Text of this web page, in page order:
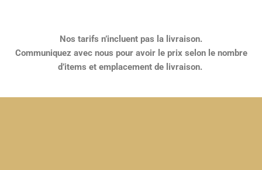
Nos tarifs n’incluent pas la livraison.
Communiquez avec nous pour avoir le prix selon le nombre
d’items et emplacement de livraison.